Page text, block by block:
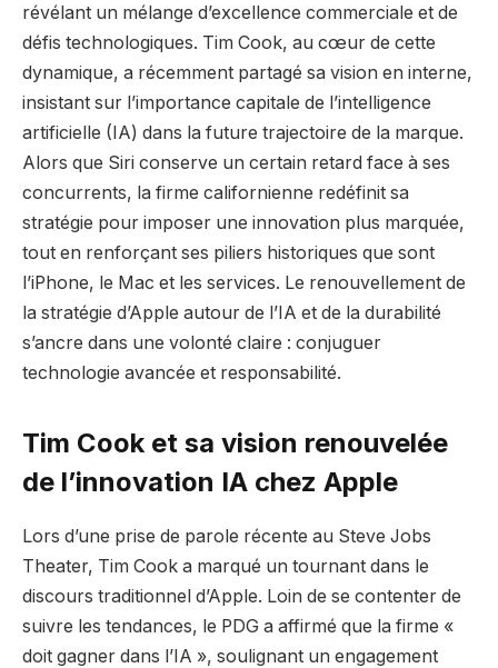
révélant un mélange d’excellence commerciale et de
défis technologiques. Tim Cook, au cœur de cette
dynamique, a récemment partagé sa vision en interne,
insistant sur l’importance capitale de l’intelligence
artificielle (IA) dans la future trajectoire de la marque.
Alors que Siri conserve un certain retard face à ses
concurrents, la firme californienne redéfinit sa
stratégie pour imposer une innovation plus marquée,
tout en renforçant ses piliers historiques que sont
l’iPhone, le Mac et les services. Le renouvellement de
la stratégie d’Apple autour de l’IA et de la durabilité
s’ancre dans une volonté claire : conjuguer
technologie avancée et responsabilité.
Tim Cook et sa vision renouvelée
de l’innovation IA chez Apple
Lors d’une prise de parole récente au Steve Jobs
Theater, Tim Cook a marqué un tournant dans le
discours traditionnel d’Apple. Loin de se contenter de
suivre les tendances, le PDG a affirmé que la firme «
doit gagner dans l’IA », soulignant un engagement